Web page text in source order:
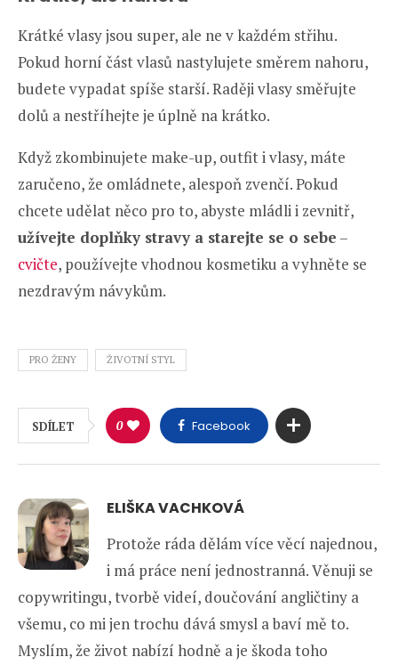
Krátké vlasy jsou super, ale ne v každém střihu.
Pokud horní část vlasů nastylujete směrem nahoru,
budete vypadat spíše starší. Raději vlasy směřujte
dolů a nestříhejte je úplně na krátko.
Když zkombinujete make-up, outfit i vlasy, máte
zaručeno, že omládnete, alespoň zvenčí. Pokud
chcete udělat něco pro to, abyste mládli i zevnitř,
užívejte doplňky stravy a starejte se o sebe –
cvičte, používejte vhodnou kosmetiku a vyhněte se
nezdravým návykům.
PRO ŽENY ŽIVOTNÍ STYL
SDÍLET 0 Facebook
ELIŠKA VACHKOVÁ
Protože ráda dělám více věcí najednou,
i má práce není jednostranná. Věnuji se
copywritingu, tvorbě videí, doučování angličtiny a
všemu, co mi jen trochu dává smysl a baví mě to.
Myslím, že život nabízí hodně a je škoda toho